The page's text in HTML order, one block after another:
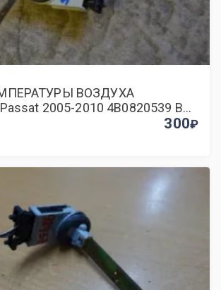
ВОЗДУХА
2005-2010 4B0820539 B6
300